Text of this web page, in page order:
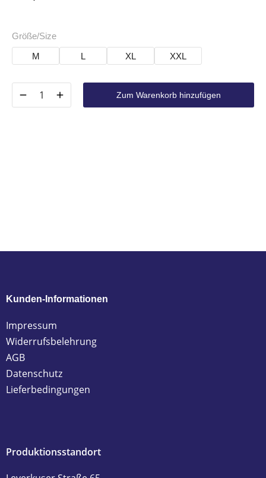
Größe/Size
M
L XL XXL
Zum Warenkorb hinzufügen
Kunden-Informationen
Impressum
Widerrufsbelehrung
AGB
Datenschutz
Lieferbedingungen
Produktionsstandort